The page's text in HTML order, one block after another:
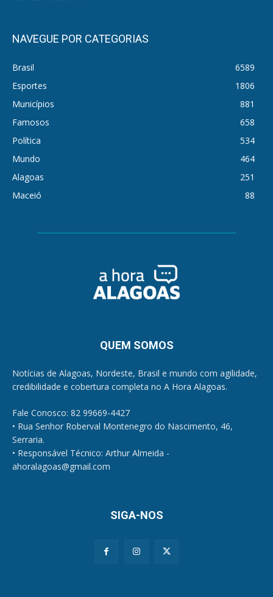
NAVEGUE POR CATEGORIAS
Brasil
6589
Esportes
1806
Municípios
881
Famosos
658
Política
534
Mundo
464
Alagoas
251
Maceió
88
QUEM SOMOS
Notícias de Alagoas, Nordeste, Brasil e mundo com agilidade,
credibilidade e cobertura completa no A Hora Alagoas.
Fale Conosco: 82 99669-4427
• Rua Senhor Roberval Montenegro do Nascimento, 46,
Serraria.
• Responsável Técnico: Arthur Almeida -
ahoralagoas@gmail.com
SIGA-NOS